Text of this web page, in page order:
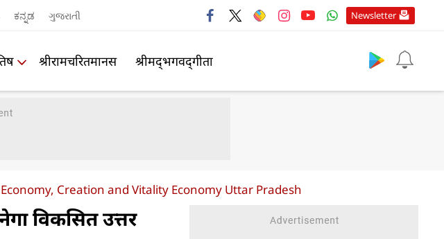
ಕನ್ನಡ ગુજરાતી Newsletter
श्रीरामचरितमानस श्रीमद्‍भगवद्‍गीता
Creation and Vitality Economy Uttar Pradesh
विकसित उत्तर